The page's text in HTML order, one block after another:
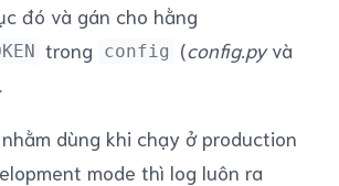
đó và gán cho hằng
trong config (config.pyvà
dùng khi chạy ở production
mode thì log luôn ra